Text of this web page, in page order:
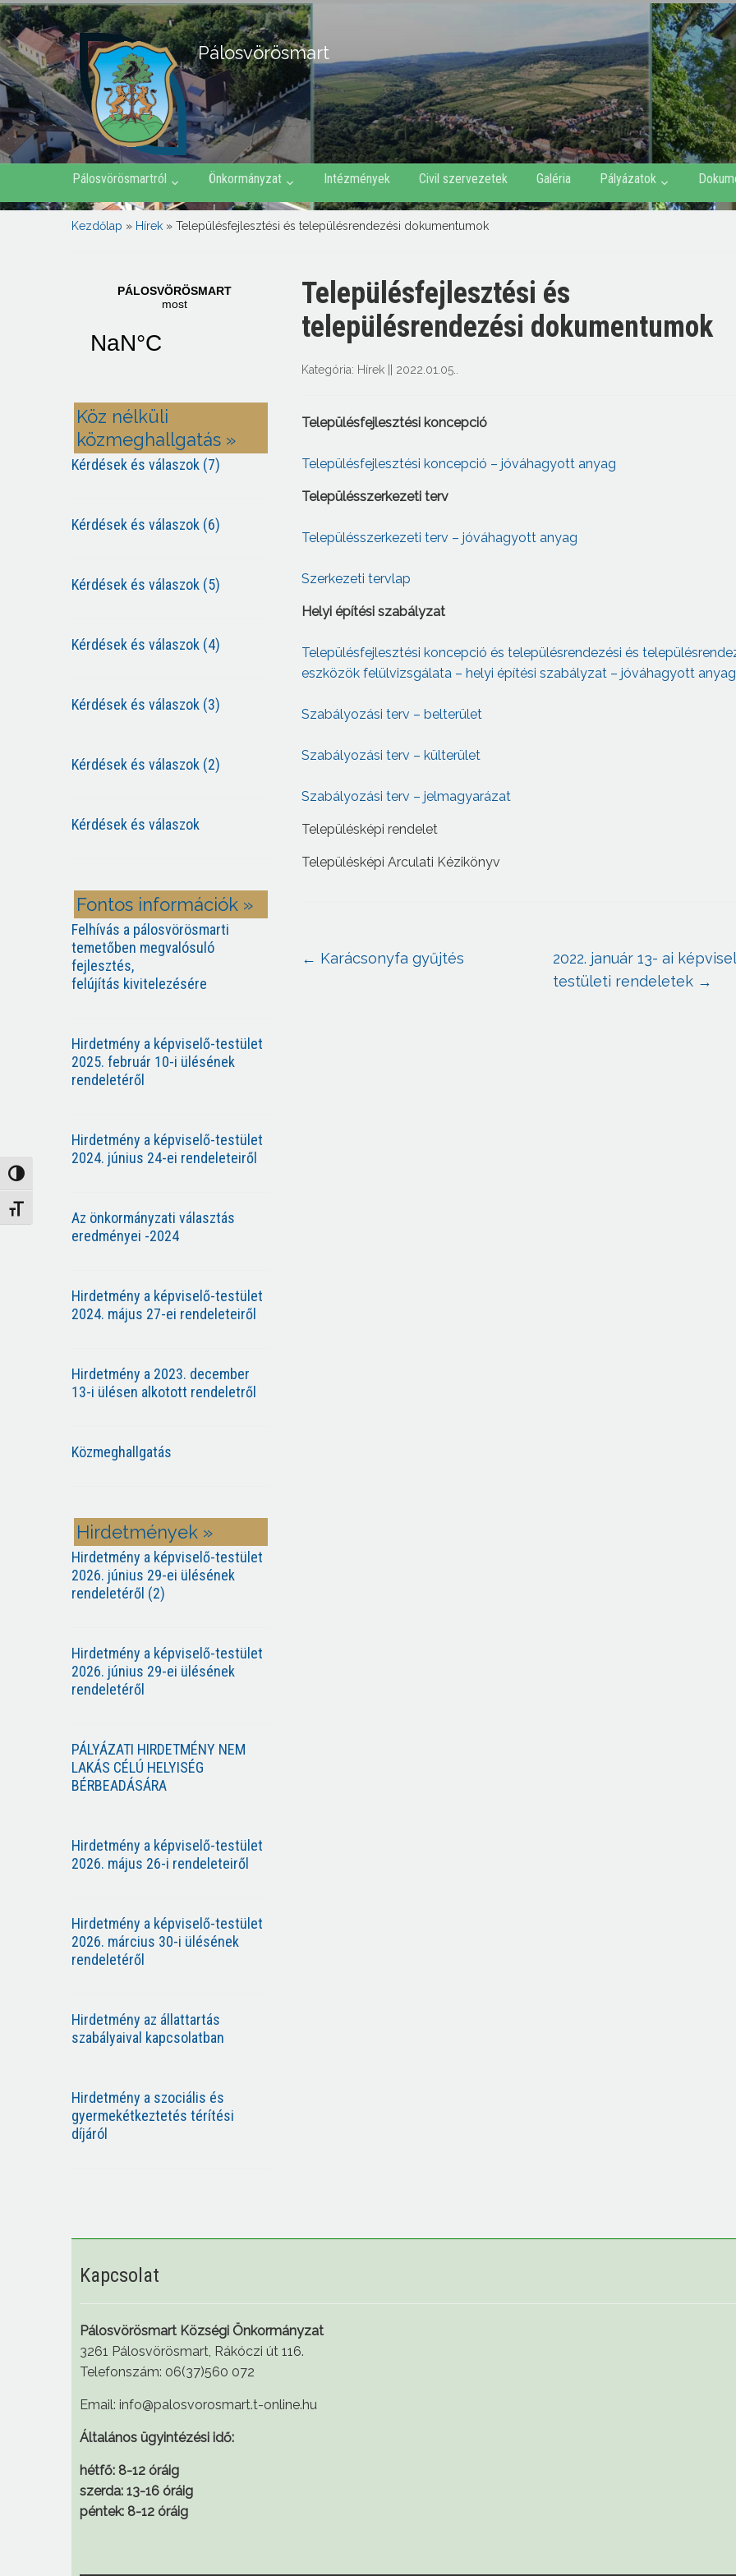
Nagy kontraszt váltása
Betűméret váltása
Pálosvörösmart
Pálosvörösmartról Önkormányzat Intézmények Civil szervezetek Galéria Pályázatok
Kezdőlap » Hírek » Településfejlesztési és településrendezési dokumentumok
Köz nélküli
közmeghallgatás »
Kérdések és válaszok (7)
Kérdések és válaszok (6)
Kérdések és válaszok (5)
Kérdések és válaszok (4)
Kérdések és válaszok (3)
Kérdések és válaszok (2)
Kérdések és válaszok
Fontos információk »
Felhívás a pálosvörösmarti
temetőben megvalósuló
fejlesztés,
felújítás kivitelezésére
Hirdetmény a képviselő-testület
2025. február 10-i ülésének
rendeletéről
Hirdetmény a képviselő-testület
2024. június 24-ei rendeleteiről
Az önkormányzati választás
eredményei -2024
Hirdetmény a képviselő-testület
2024. május 27-ei rendeleteiről
Hirdetmény a 2023. december
13-i ülésen alkotott rendeletről
Közmeghallgatás
Hirdetmények »
Hirdetmény a képviselő-testület
2026. június 29-ei ülésének
rendeletéről (2)
Hirdetmény a képviselő-testület
2026. június 29-ei ülésének
rendeletéről
PÁLYÁZATI HIRDETMÉNY NEM
LAKÁS CÉLÚ HELYISÉG
BÉRBEADÁSÁRA
Hirdetmény a képviselő-testület
2026. május 26-i rendeleteiről
Hirdetmény a képviselő-testület
2026. március 30-i ülésének
rendeletéről
Hirdetmény az állattartás
szabályaival kapcsolatban
Hirdetmény a szociális és
gyermekétkeztetés térítési
díjáról
Településfejlesztési és
településrendezési dokumentumok
Kategória: Hírek 2022.01.05.
Településfejlesztési koncepció
Településfejlesztési koncepció – jóváhagyott anyag
Településszerkezeti terv
Településszerkezeti terv – jóváhagyott anyag
Szerkezeti tervlap
Helyi építési szabályzat
Településfejlesztési koncepció és településrendezési és
eszközök felülvizsgálata – helyi építési szabályzat – jóváhagyott anyag
Szabályozási terv – belterület
Szabályozási terv – külterület
Szabályozási terv – jelmagyarázat
Településképi rendelet
Településképi Arculati Kézikönyv
← Karácsonyfa gyűjtés
2022. január 13- ai
testületi rendeletek →
Kapcsolat
Pálosvörösmart Községi Önkormányzat
3261 Pálosvörösmart, Rákóczi út 116.
Telefonszám: 06(37)560 072
Email: info@palosvorosmart.t-online.hu
Általános ügyintézési idő:
hétfő: 8-12 óráig
szerda: 13-16 óráig
péntek: 8-12 óráig